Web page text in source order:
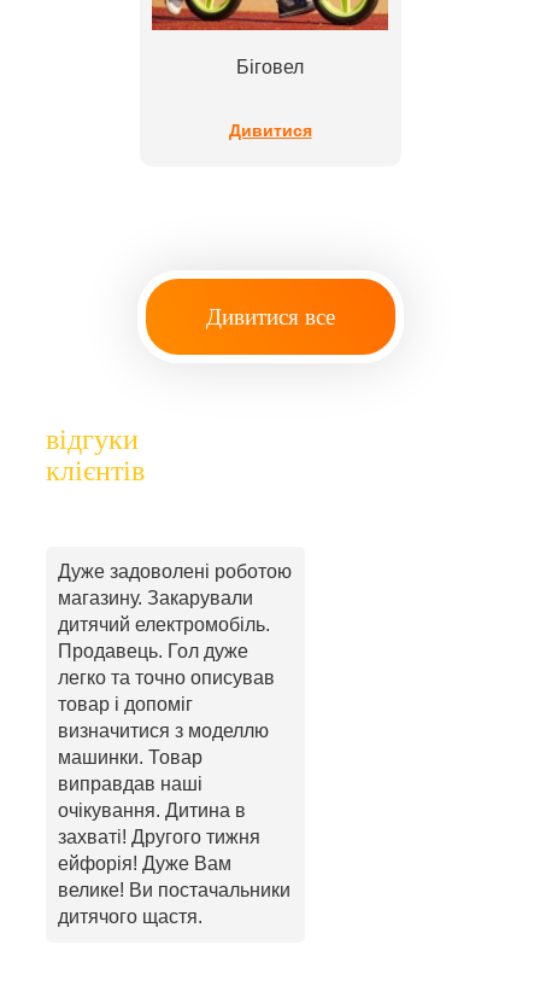
Біговел
Дивитися
Дивитися все
відгуки
клієнтів
Дуже задоволені роботою
магазину. Закарували
дитячий електромобіль.
Продавець. Гол дуже
легко та точно описував
товар і допоміг
визначитися з моделлю
машинки. Товар
виправдав наші
очікування. Дитина в
захваті! Другого тижня
ейфорія! Дуже Вам
велике! Ви постачальники
дитячого щастя.